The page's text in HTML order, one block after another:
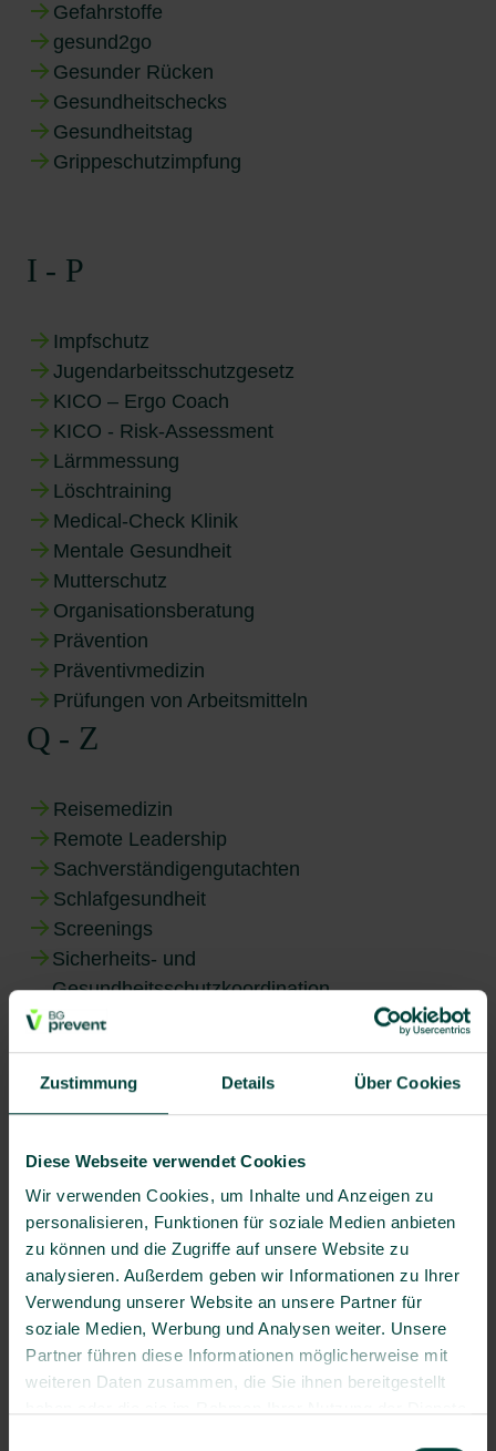
Zustimmung Details Über Cookies
Diese Webseite verwendet Cookies
Wir verwenden Cookies, um Inhalte und Anzeigen zu
personalisieren, Funktionen für soziale Medien anbieten
zu können und die Zugriffe auf unsere Website zu
analysieren. Außerdem geben wir Informationen zu Ihrer
Verwendung unserer Website an unsere Partner für
soziale Medien, Werbung und Analysen weiter. Unsere
Partner führen diese Informationen möglicherweise mit
weiteren Daten zusammen, die Sie ihnen bereitgestellt
Gefahrstoffe
gesund2go
Gesunder Rücken
Gesundheitschecks
Gesundheitstag
Grippeschutzimpfung
I - P
Impfschutz
Jugendarbeitsschutzgesetz
KICO – Ergo Coach
KICO - Risk-Assessment
Lärmmessung
Löschtraining
Medical-Check Klinik
Mentale Gesundheit
Mutterschutz
Organisationsberatung
Prävention
Präventivmedizin
Prüfungen von Arbeitsmitteln
Q - Z
Reisemedizin
Remote Leadership
Sachverständigengutachten
Schlafgesundheit
Screenings
Sicherheits- und
Gesundheitsschutzkoordination
Sicherheitsgrafiken
Strahlenschutz
Stressbewältigung
Suchtprävention im Unternehmen
Untersuchungen mit Weitblick
Unterweisungen im Arbeitsschutz
Verkehrsmedizin
VR Fire-Trainer
Gratis Factsheet zu vielen